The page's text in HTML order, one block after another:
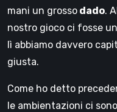
mani un grosso dado.
nostro gioco ci fosse
lì abbiamo davvero
giusta.
Come ho detto
le ambientazioni ci